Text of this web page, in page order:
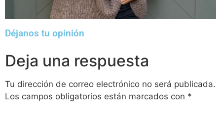
Déjanos tu opinión
Deja una respuesta
Tu dirección de correo electrónico no será publicada.
Los campos obligatorios están marcados con *